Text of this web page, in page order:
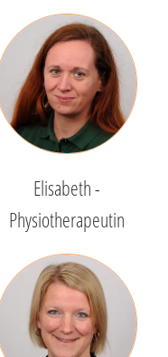
Elisabeth -
Physiotherapeutin